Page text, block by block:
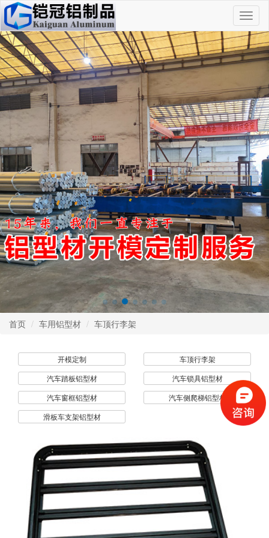
切
换
导
航
首页 车用铝型材 车顶行李架
开模定制
车顶行李架
汽车踏板铝型材
汽车锁具铝型材
汽车窗框铝型材
汽车侧爬梯铝型材
滑板车支架铝型材